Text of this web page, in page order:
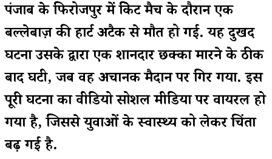
पंजाब के फिरोजपुर में क्रिकेट मैच के दौरान एक
बल्लेबाज़ की हार्ट अटैक से मौत हो गई. यह दुखद
घटना उसके द्वारा एक शानदार छक्का मारने के ठीक
बाद घटी, जब वह अचानक मैदान पर गिर गया. इस
पूरी घटना का वीडियो सोशल मीडिया पर वायरल हो
गया है, जिससे युवाओं के स्वास्थ्य को लेकर चिंता
बढ़ गई है.